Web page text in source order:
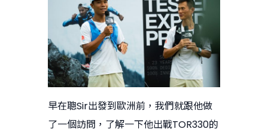
早在聰Sir出發到歐洲前，我們就跟他做
了一個訪問，了解一下他出戰TOR330的